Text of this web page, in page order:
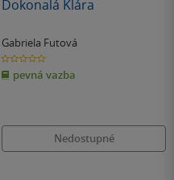
Dokonalá Klára
Gabriela Futová
0.0
z
5
hvězdiček
pevná vazba
Nedostupné